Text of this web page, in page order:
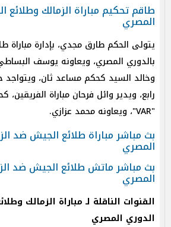
طاقم تحكيم مباراة الزمالك
المصري
يتولى الحكم طارق مجدي، بإدارة مباراة
بالدوري المصري، ويعاونه يوسف
وخالد السيد كحكم مساعد ثان،
رابع، ويدير وائل فرحان مباراة الفريقين،
"VAR"، ويعاونه محمد عزازي.
بث مباشر مباراة طلائع الجيش ضد
المصري
بث مباشر ماتش طلائع الجيش ضد
المصري
القنوات الناقلة لـ مباراة الزمالك
الدوري المصري